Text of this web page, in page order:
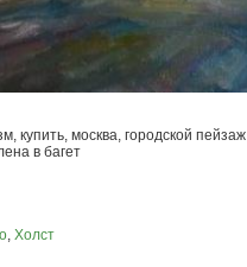
купить, москва, городской пейзаж
в багет
, Холст